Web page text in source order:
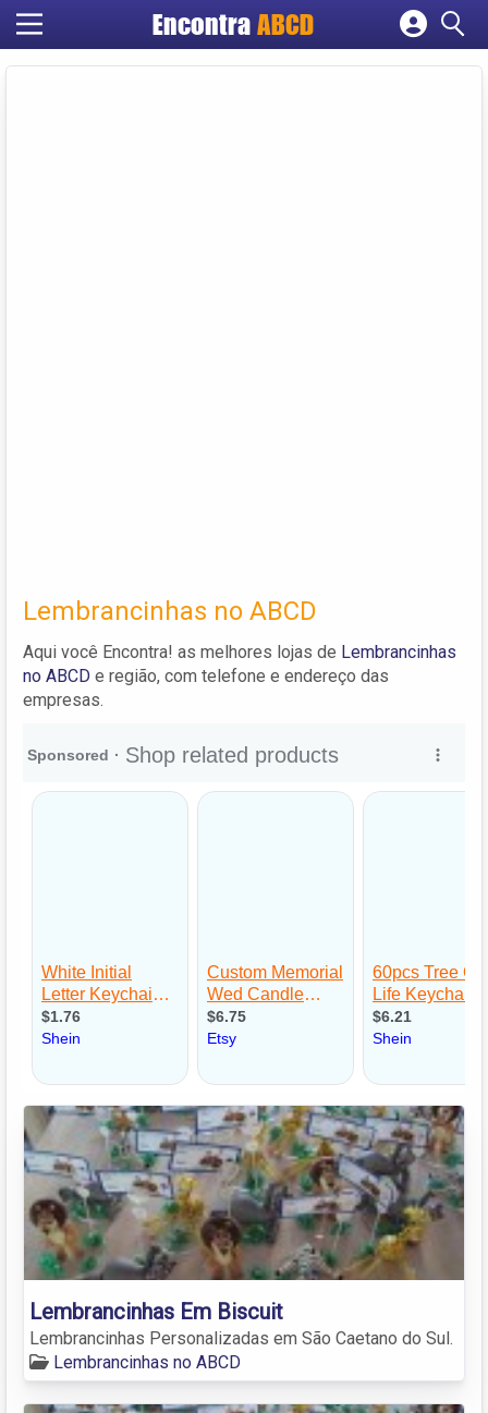
EncontraABCD
Cadastrar empresa
Lembrancinhas no ABCD
Aqui você Encontra! as melhores lojas de Lembrancinhas
no ABCD e região, com telefone e endereço das
empresas.
Lembrancinhas Em Biscuit
Lembrancinhas Personalizadas em São Caetano do Sul.
Lembrancinhas no ABCD